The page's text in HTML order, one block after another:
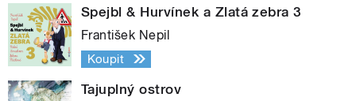
Spejbl & Hurvínek a Zlatá zebra 3
František Nepil
Koupit
Tajuplný ostrov